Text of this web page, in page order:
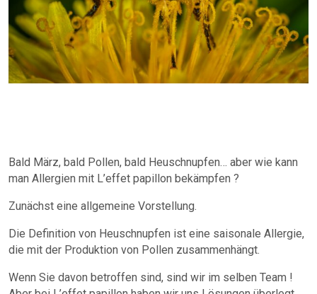
Bald März, bald Pollen, bald Heuschnupfen… aber wie kann
man Allergien mit L’effet papillon bekämpfen ?
Zunächst eine allgemeine Vorstellung.
Die Definition von Heuschnupfen ist eine saisonale Allergie,
die mit der Produktion von Pollen zusammenhängt.
Wenn Sie davon betroffen sind, sind wir im selben Team !